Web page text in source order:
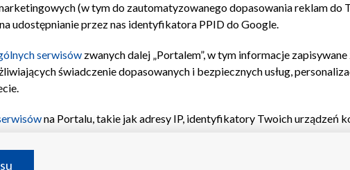
(w tym do zautomatyzowanego dopasowania reklam do
udostępnianie przez nas identyfikatora PPID do Google.
serwisów zwanych dalej „Portalem”, w tym informacje
świadczenie dopasowanych i bezpiecznych usług,
na Portalu, takie jak adresy IP, identyfikatory Twoich urządzeń
na urządzeniu lub dostęp do nich, wyboru podstawowych reklam,